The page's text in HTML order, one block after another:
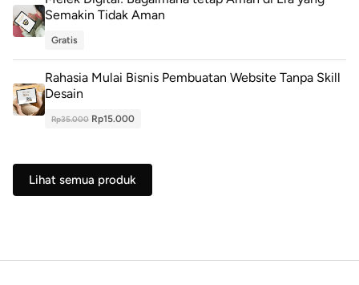
Semakin Tidak Aman
Gratis
Rahasia Mulai Bisnis Pembuatan Website Tanpa Skill
Desain
Rp35.000 Rp15.000
Lihat semua produk